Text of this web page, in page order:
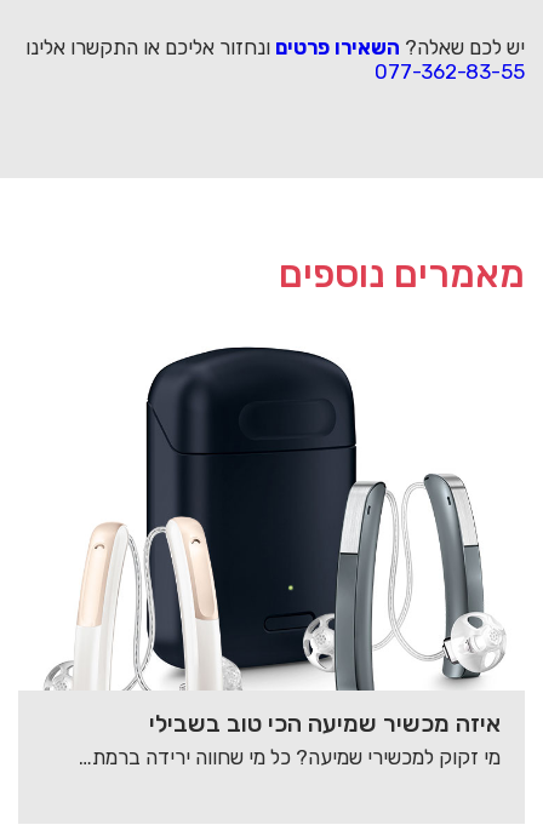
יש לכם שאלה? השאירו פרטים ונחזור אליכם או התקשרו אלינו
077-362-83-55
מאמרים נוספים
איזה מכשיר שמיעה הכי טוב בשבילי
מי זקוק למכשירי שמיעה? כל מי שחווה ירידה ברמת השמיעה זקוק להשמת מכשירי שמיעה. תופעה…